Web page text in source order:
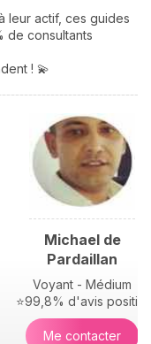
avenir.
!
leur actif, ces guides
de consultants
! 💫
Michael de
Pardaillan
Voyant - Médium
⭐99,8% d'avis positifs
Me contacter